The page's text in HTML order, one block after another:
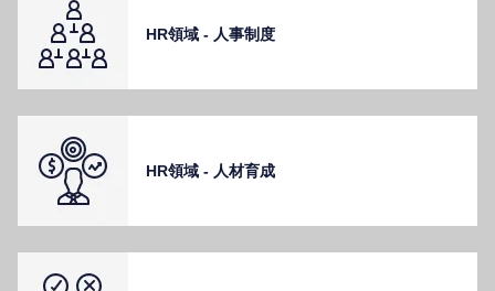
HR領域 - ⼈事制度
HR領域 - ⼈材育成